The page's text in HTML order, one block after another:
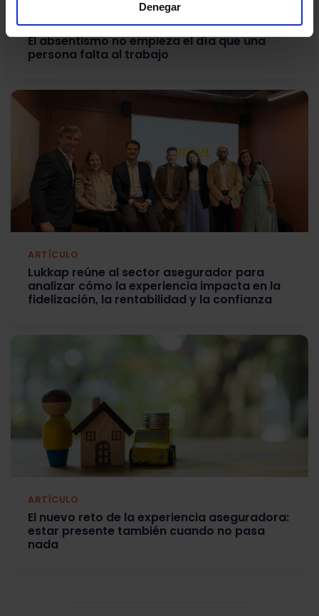
Denegar
ARTÍCULO
El absentismo no empieza el día que una
persona falta al trabajo
ARTÍCULO
Lukkap reúne al sector asegurador para
analizar cómo la experiencia impacta en la
fidelización, la rentabilidad y la confianza
ARTÍCULO
El nuevo reto de la experiencia aseguradora:
estar presente también cuando no pasa
nada